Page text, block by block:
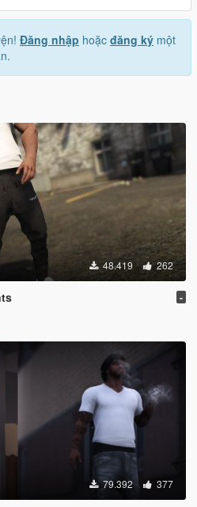
Đăng nhập hoặc đăng ký một
48.419 262
-
79.392 377